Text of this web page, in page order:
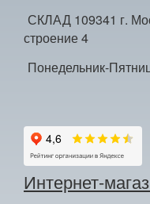
СКЛАД 109341 г.
строение 4
Понедельник-
Интернет-